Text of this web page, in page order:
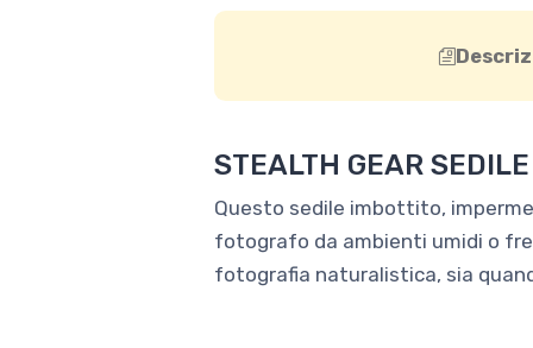
STEALTH GEAR
Questo sedile imbottito,
fotografo da ambienti umidi o
fotografia naturalistica, sia